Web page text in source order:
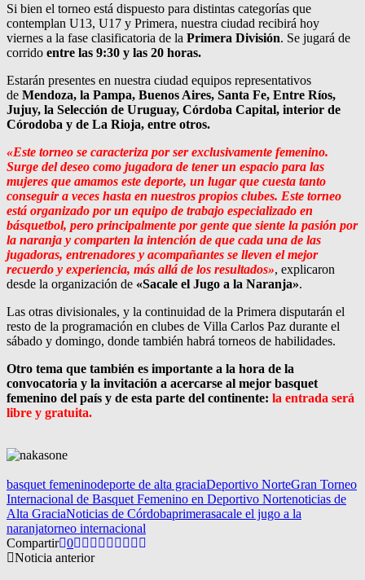
Si bien el torneo está dispuesto para distintas categorías que
contemplan U13, U17 y Primera, nuestra ciudad recibirá hoy
viernes a la fase clasificatoria de la Primera División. Se jugará de
corrido entre las 9:30 y las 20 horas.
Estarán presentes en nuestra ciudad equipos representativos
de Mendoza, la Pampa, Buenos Aires, Santa Fe, Entre Ríos,
Jujuy, la Selección de Uruguay, Córdoba Capital, interior de
Córodoba y de La Rioja, entre otros.
«Este torneo se caracteriza por ser exclusivamente femenino.
Surge del deseo como jugadora de tener un espacio para las
mujeres que amamos este deporte, un lugar que cuesta tanto
conseguir a veces hasta en nuestros propios clubes. Este torneo
está organizado por un equipo de trabajo especializado en
básquetbol, pero principalmente por gente que siente la pasión por
la naranja y comparten la intención de que cada una de las
jugadoras, entrenadores y acompañantes se lleven el mejor
recuerdo y experiencia, más allá de los resultados», explicaron
desde la organización de «Sacale el Jugo a la Naranja».
Las otras divisionales, y la continuidad de la Primera disputarán el
resto de la programación en clubes de Villa Carlos Paz durante el
sábado y domingo, donde también habrá torneos de habilidades.
Otro tema que también es importante a la hora de la
convocatoria y la invitación a acercarse al mejor basquet
femenino del país y de esta parte del continente: la entrada será
libre y gratuita.
basquet femeninodeporte de alta graciaDeportivo NorteGran Torneo
Internacional de Basquet Femenino en Deportivo Nortenoticias de
Alta GraciaNoticias de Córdobaprimerasacale el jugo a la
naranjatorneo internacional
Compartir 0
Noticia anterior